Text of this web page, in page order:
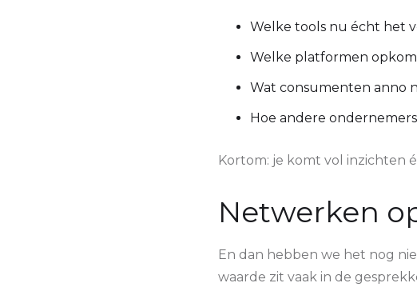
Welke tools nu écht het
Welke platformen
Wat consumenten anno
Hoe andere
Kortom: je komt vol inzichten
Netwerken
En dan hebben we het nog
waarde zit vaak in de